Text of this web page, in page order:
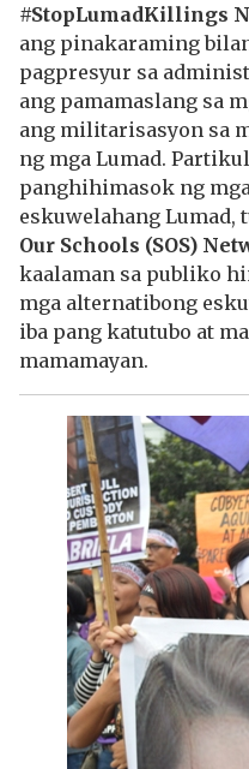
#StopLumadKillings
ang pinakaraming
pagpresyur sa
ang pamamaslang sa
ang militarisasyon sa
ng mga Lumad.
panghihimasok ng
eskuwelahang Lumad,
Our Schools (SOS)
kaalaman sa publiko
mga alternatibong
iba pang katutubo at
mamamayan.